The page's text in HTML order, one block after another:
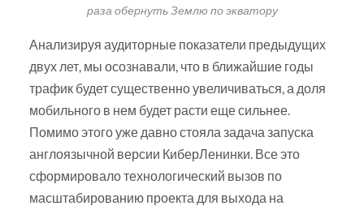
раза обернуть Землю по экватору
Анализируя аудиторные показатели предыдущих
двух лет, мы осознавали, что в ближайшие годы
трафик будет существенно увеличиваться, а доля
мобильного в нем будет расти еще сильнее.
Помимо этого уже давно стояла задача запуска
англоязычной версии КиберЛенинки. Все это
сформировало технологический вызов по
масштабированию проекта для выхода на